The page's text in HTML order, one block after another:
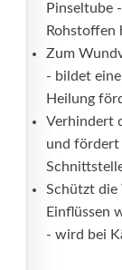
Pinseltube
Rohstoffen
Zum
- bildet
Heilung
Verhindert
und fördert
Schützt die
Einflüssen
- wird bei